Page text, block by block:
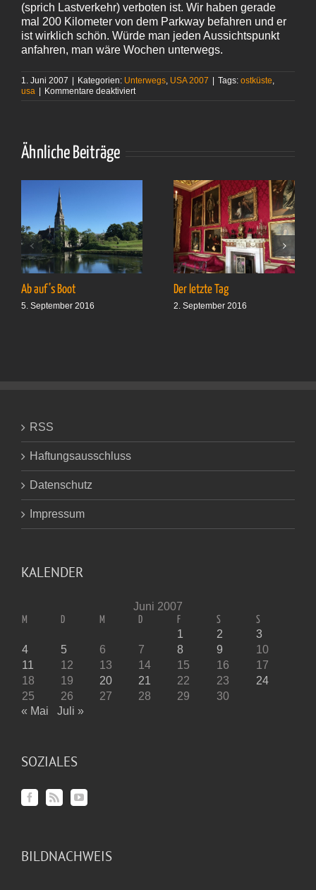
(sprich Lastverkehr) verboten ist. Wir haben gerade
mal 200 Kilometer von dem Parkway befahren und er
ist wirklich schön. Würde man jeden Aussichtspunkt
anfahren, man wäre Wochen unterwegs.
1. Juni 2007 | Kategorien: Unterwegs USA 2007 | Tags: ostküste
usa | Kommentare deaktiviertfür
Ähnliche Beiträge
Ab auf’s Boot
5. September 2016
Der letzte Tag
2. September 2016
RSS
Haftungsausschluss
Datenschutz
Impressum
KALENDER
Juni 2007
M D M D F S S
1 2
3
4
5 6 7 8 9
10
11
12 13 14 15 16
17
18
19 20 21 22 23
24
25
26 27 28 29
30
« Mai
Juli »
SOZIALES
BILDNACHWEIS